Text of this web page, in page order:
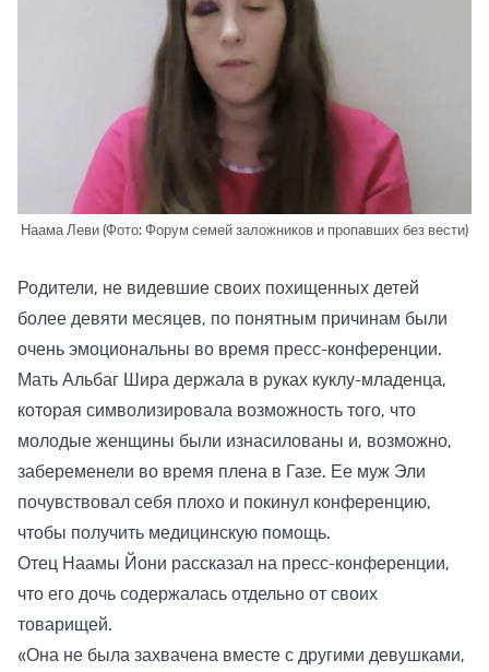
Наама Леви (Фото: Форум семей заложников и пропавших без вести)
Родители, не видевшие своих похищенных детей
более девяти месяцев, по понятным причинам были
очень эмоциональны во время пресс-конференции.
Мать Альбаг Шира держала в руках куклу-младенца,
которая символизировала возможность того, что
молодые женщины были изнасилованы и, возможно,
забеременели во время плена в Газе. Ее муж Эли
почувствовал себя плохо и покинул конференцию,
чтобы получить медицинскую помощь.
Отец Наамы Йони рассказал на пресс-конференции,
что его дочь содержалась отдельно от своих
товарищей.
«Она не была захвачена вместе с другими девушками,